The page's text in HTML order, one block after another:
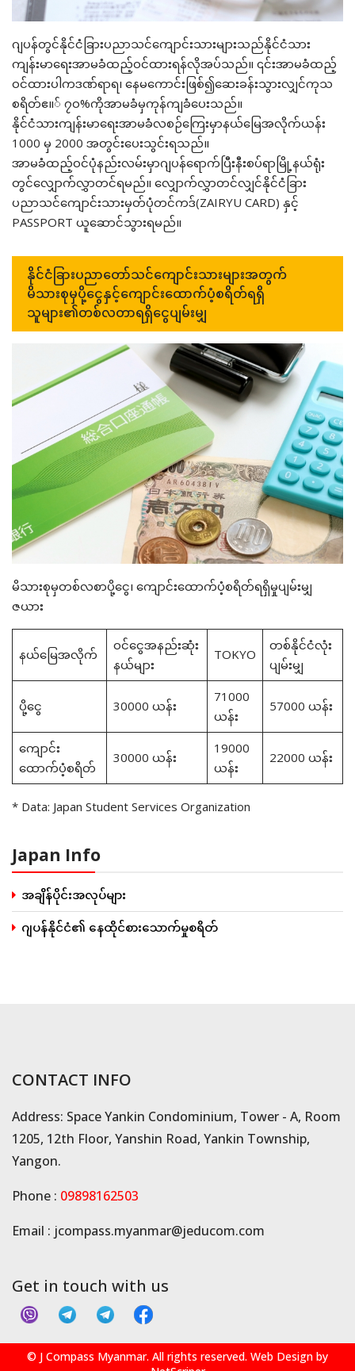
ဂျပန်တွင်နိုင်ငံခြားပညာသင်ကျောင်းသားများသည်နိုင်ငံသား
ကျန်းမာရေးအာမခံထည့်ဝင်ထားရန်လိုအပ်သည်။ ၎င်းအာမခံထည့်
ဝင်ထားပါကဒဏ်ရာရ၊ နေမကောင်းဖြစ်၍ဆေးခန်းသွားလျှင်ကုသ
စရိတ်ဧ။် ၇၀%ကိုအာမခံမှကုန်ကျခံပေးသည်။
နိုင်ငံသားကျန်းမာရေးအာမခံလစဉ်ကြေးမှာနယ်မြေအလိုက်ယန်း
1000 မှ 2000 အတွင်းပေးသွင်းရသည်။
အာမခံထည့်ဝင်ပုံနည်းလမ်းမှာဂျပန်ရောက်ပြီးနီးစပ်ရာမြို့နယ်ရုံး
တွင်လျှောက်လွှာတင်ရမည်။ လျှောက်လွှာတင်လျှင်နိုင်ငံခြား
ပညာသင်ကျောင်းသားမှတ်ပုံတင်ကဒ်(ZAIRYU CARD) နှင့်
PASSPORT ယူဆောင်သွားရမည်။
နိုင်ငံခြားပညာတော်သင်ကျောင်းသားများအတွက်
မိသားစုမှပို့ငွေနှင့်ကျောင်းထောက်ပံ့စရိတ်ရရှိ
သူများ၏တစ်လတာရရှိငွေပျမ်းမျှ
မိသားစုမှတစ်လစာပို့ငွေ၊ ကျောင်းထောက်ပံ့စရိတ်ရရှိမှုပျမ်းမျှ
ဇယား
နယ်မြေအလိုက်
ဝင်ငွေအနည်းဆုံး
နယ်များ
TOKYO
တစ်နိုင်ငံလုံး
ပျမ်းမျှ
ပို့ငွေ 30000 ယန်း
71000
ယန်း
57000 ယန်း
ကျောင်း
ထောက်ပံ့စရိတ်
30000 ယန်း
19000
ယန်း
22000 ယန်း
* Data: Japan Student Services Organization
Japan Info
အချိန်ပိုင်းအလုပ်များ
ဂျပန်နိုင်ငံ၏ နေထိုင်စားသောက်မှုစရိတ်
CONTACT INFO
Address: Space Yankin Condominium, Tower - A, Room
1205, 12th Floor, Yanshin Road, Yankin Township,
Yangon.
Phone : 09898162503
Email : jcompass.myanmar@jeducom.com
Get in touch with us
© J Compass Myanmar. All rights reserved. Web Design by